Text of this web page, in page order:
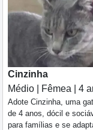
Cinzinha
Médio | Fêmea | 4
Adote Cinzinha, uma
de 4 anos, dócil e
para famílias e se